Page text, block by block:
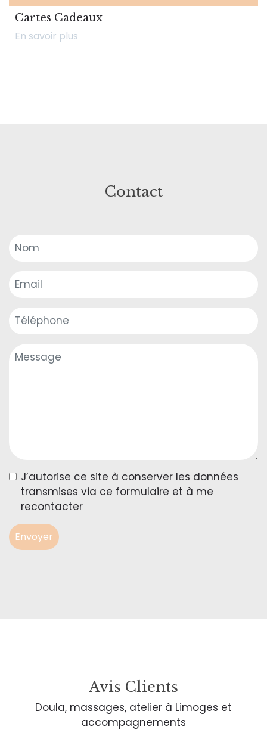
Cartes Cadeaux
En savoir plus
Contact
J’autorise ce site à conserver les données
transmises via ce formulaire et à me
recontacter
Envoyer
Avis Clients
Doula, massages, atelier à Limoges et
accompagnements